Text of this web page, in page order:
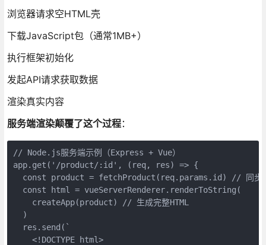
浏览器请求空HTML壳
下载JavaScript包（通常1MB+）
执行框架初始化
发起API请求获取数据
渲染真实内容
服务端渲染颠覆了这个过程：
// Node.js服务端示例（Express + Vue）
app.get('/product/:id', (req, res) => {
const product = fetchProduct(req.params.id) // 同步
  const html = vueServerRenderer.renderToString(
    createApp(product) // 生成完整HTML
  )
  res.send(`
    <!DOCTYPE html>